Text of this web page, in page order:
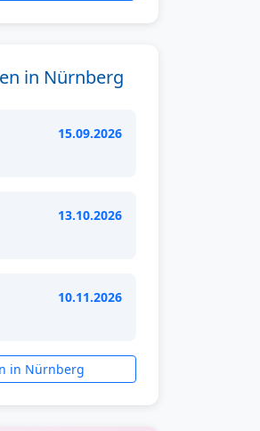
in Nürnberg
15.09.2026
13.10.2026
10.11.2026
in Nürnberg